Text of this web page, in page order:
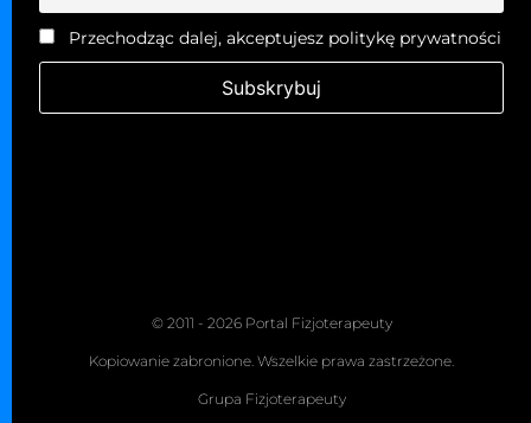
Przechodząc dalej, akceptujesz politykę prywatności
© 2011 - 2026 Portal Fizjoterapeuty
Kopiowanie zabronione. Wszelkie prawa zastrzeżone.
Grupa Fizjoterapeuty